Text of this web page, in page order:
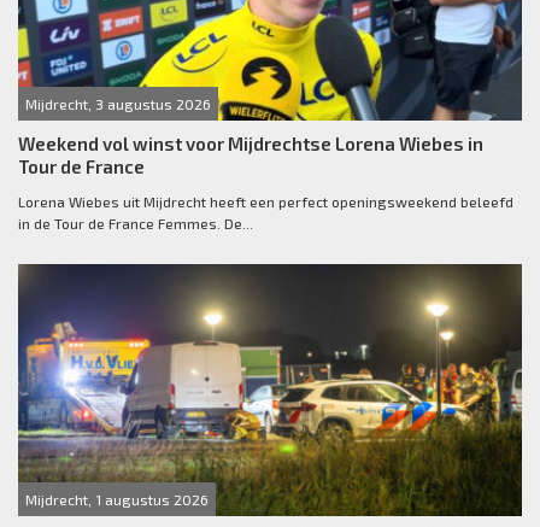
Mijdrecht, 3 augustus 2026
Weekend vol winst voor Mijdrechtse Lorena Wiebes in
Tour de France
Lorena Wiebes uit Mijdrecht heeft een perfect openingsweekend beleefd
in de Tour de France Femmes. De...
Mijdrecht, 1 augustus 2026